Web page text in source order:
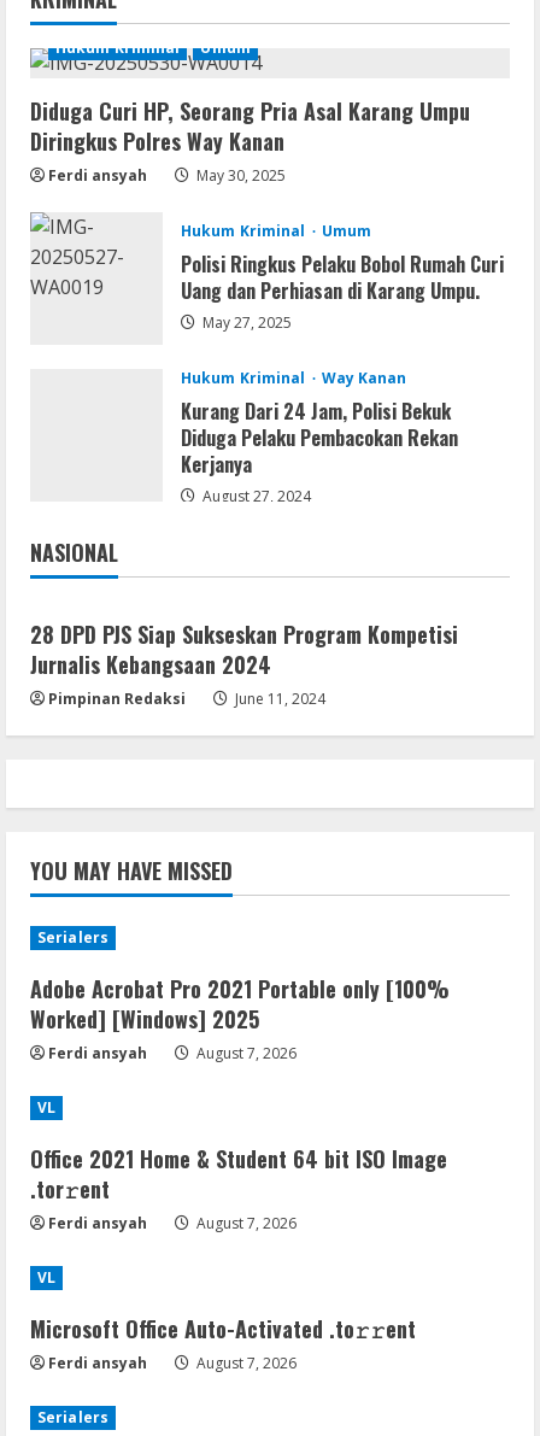
1 August 7, 2026
VL
Office 2021 Home & Student 64 bit ISO
Image .tоr𝚛еnt
VL
Microsoft Office Auto-Activated
.tо𝚛𝚛еnt
Serialers
FL Studio Portable + License Key
[Patch] (x86x64) Stable Unlimited
5
Remux
2160𝚙 AVC
August 7, 2026
Hukum Kriminal Umum
Diduga Curi HP, Seorang Pria Asal Karang Umpu
Diringkus Polres Way Kanan
Ferdi ansyah May 30, 2025
Hukum Kriminal Umum
Polisi Ringkus Pelaku Bobol Rumah Curi
Uang dan Perhiasan di Karang Umpu.
May 27, 2025
Hukum Kriminal Way Kanan
Kurang Dari 24 Jam, Polisi Bekuk
Diduga Pelaku Pembacokan Rekan
Kerjanya
August 27, 2024
NASIONAL
Jakarta
28 DPD PJS Siap Sukseskan Program Kompetisi
Jurnalis Kebangsaan 2024
Pimpinan Redaksi June 11, 2024
YOU MAY HAVE MISSED
Serialers
Adobe Acrobat Pro 2021 Portable only [100%
Worked] [Windows] 2025
Ferdi ansyah August 7, 2026
VL
Office 2021 Home & Student 64 bit ISO Image
.tоr𝚛еnt
Ferdi ansyah August 7, 2026
VL
Microsoft Office Auto-Activated .tо𝚛𝚛еnt
Ferdi ansyah August 7, 2026
Serialers